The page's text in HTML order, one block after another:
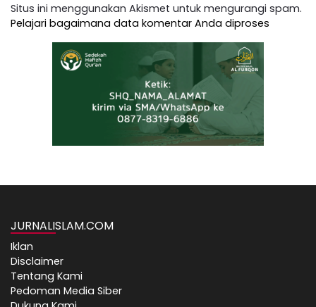
Situs ini menggunakan Akismet untuk mengurangi spam.
Pelajari bagaimana data komentar Anda diproses
JURNALISLAM.COM
Iklan
Disclaimer
Tentang Kami
Pedoman Media Siber